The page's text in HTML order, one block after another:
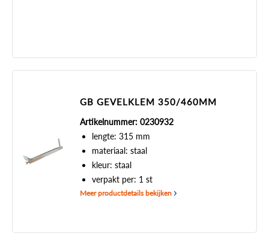
GB GEVELKLEM 350/460MM
Artikelnummer: 0230932
lengte: 315 mm
materiaal: staal
kleur: staal
verpakt per: 1 st
Meer productdetails bekijken